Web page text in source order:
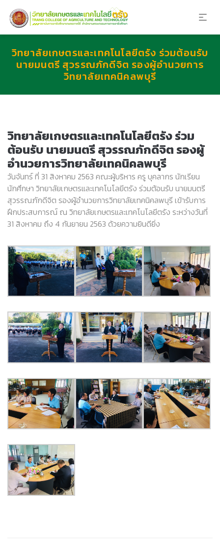
วิทยาลัยเกษตรและเทคโนโลยีตรัง ร่วมต้อนรับ
นายมนตรี สุวรรณภักดีจิต รองผู้อำนวยการ
วิทยาลัยเทคนิคลพบุรี
วิทยาลัยเกษตรและเทคโนโลยีตรัง ร่วม
ต้อนรับ นายมนตรี สุวรรณภักดีจิต รองผู้
อำนวยการวิทยาลัยเทคนิคลพบุรี
วันจันทร์ ที่ 31 สิงหาคม 2563 คณะผู้บริหาร ครู บุคลากร นักเรียน
นักศึกษา วิทยาลัยเกษตรและเทคโนโลยีตรัง ร่วมต้อนรับ นายมนตรี
สุวรรณภักดีจิต รองผู้อำนวยการวิทยาลัยเทคนิคลพบุรี เข้ารับการ
ฝึกประสบการณ์ ณ วิทยาลัยเกษตรและเทคโนโลยีตรัง ระหว่างวันที่
31 สิงหาคม ถึง 4 กันยายน 2563 ด้วยความยินดียิ่ง